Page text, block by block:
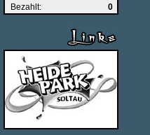
Bezahlt:
0